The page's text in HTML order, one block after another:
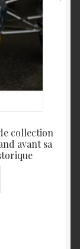
peuvent
être
choisies
page
produit
collection
avant sa